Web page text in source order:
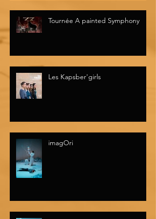
Tournée A painted Symphony
Les Kapsber'girls
imagOri